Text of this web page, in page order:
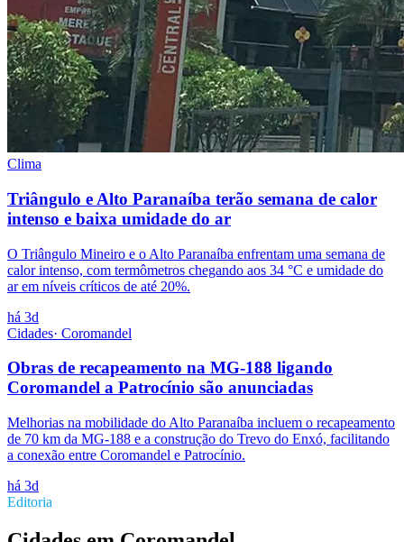
Clima
Triângulo e Alto Paranaíba terão semana de calor
intenso e baixa umidade do ar
O Triângulo Mineiro e o Alto Paranaíba enfrentam uma semana de
calor intenso, com termômetros chegando aos 34 °C e umidade do
ar em níveis críticos de até 20%.
há 3d
Cidades· Coromandel
Obras de recapeamento na MG-188 ligando
Coromandel a Patrocínio são anunciadas
Melhorias na mobilidade do Alto Paranaíba incluem o recapeamento
de 70 km da MG-188 e a construção do Trevo do Enxó, facilitando
a conexão entre Coromandel e Patrocínio.
há 3d
Editoria